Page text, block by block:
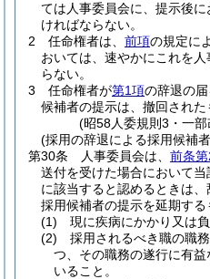
ては人事委員会に、提示後
ければならない。
2
任命権者は、 前項の規定に
おいては、速やかにこれを
らない。
3
任命権者が第1項の辞退の
候補者の提示は、撤回された
(昭58人委規則3・一部
(採用の辞退による採用候補
第30条
人事委員会は、 前条
送付を受けた場合において
に該当すると認めるときは
採用候補者の提示を延期する
(1)
現に疾病にかかり又は
(2)
採用されるべき職の職
つ、その職務の遂行に有
いること。